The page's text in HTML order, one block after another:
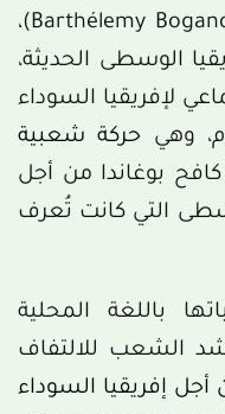
المناضل بارتيليمي بوغاندا (Barthélemy Boganda)،
الوسطى الحديثة،
لإفريقيا السوداء
حركة شعبية
بوغاندا من أجل
التي كانت تُعرف
باللغة المحلية
الشعب للالتفاف
أجل إفريقيا السوداء